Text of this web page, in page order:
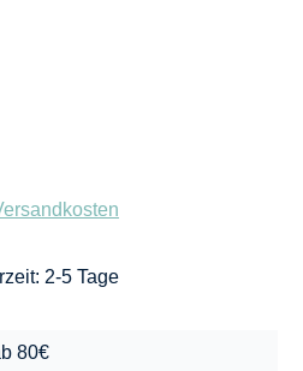
2-5 Tage
80€